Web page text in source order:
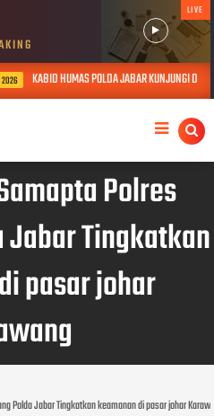
LIVE
KABID HUMAS POLDA JABAR KUNJUNGI DAN
Polres
Tingkatkan
pasar johar
Polda Jabar Tingkatkan keamanan di pasar johar